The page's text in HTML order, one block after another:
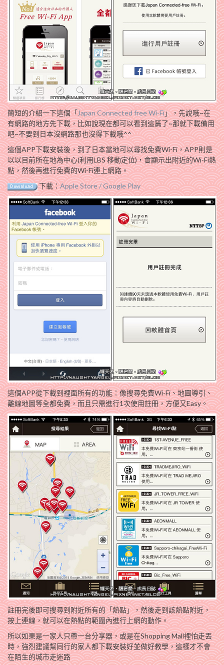
簡短的介紹一下這個「Japan Connected free Wi-Fi」，先說哦~在
有網路的地方先下載，比如說現在都可以看到這篇了~那就下載備用
吧~不要到日本沒網路那也沒得下載哦^^
這個APP下載安裝後，到了日本當地可以尋找免費Wi-Fi，APP則是
以以目前所在地為中心(利用LBS 移動定位)，會顯示出附近的Wi-Fi熱
點，然後再進行免費的Wi-Fi連上網路。
下載：Apple Store / Google Play
這個APP從下載到裡面所有的功能：像搜尋免費Wi-Fi、地圖導引、
離線地圖等全都免費，而且只需進行1次使用註冊，方便又Easy。
註冊完後即可搜尋到附近所有的「熱點」，然後走到該熱點附近，
按上連線，就可以在熱點的範圍內進行上網的動作。
所以如果是一家人只帶一台分享器，或是在Shopping Mall裡怕走丟
時，強烈建議幫同行的家人都下載安裝好並做好教學，這樣才不會
在陌生的城市走迷路